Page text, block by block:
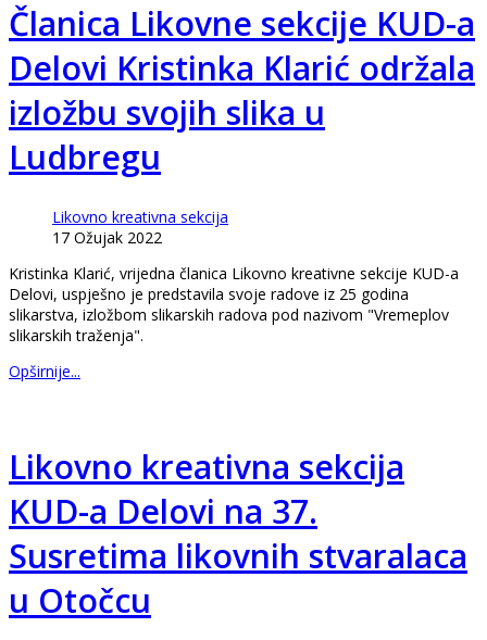
Članica Likovne sekcije KUD-a
Delovi Kristinka Klarić održala
izložbu svojih slika u
Ludbregu
Likovno kreativna sekcija
17 Ožujak 2022
Kristinka Klarić, vrijedna članica Likovno kreativne sekcije KUD-a
Delovi, uspješno je predstavila svoje radove iz 25 godina
slikarstva, izložbom slikarskih radova pod nazivom "Vremeplov
slikarskih traženja".
Opširnije...
Likovno kreativna sekcija
KUD-a Delovi na 37.
Susretima likovnih stvaralaca
u Otočcu